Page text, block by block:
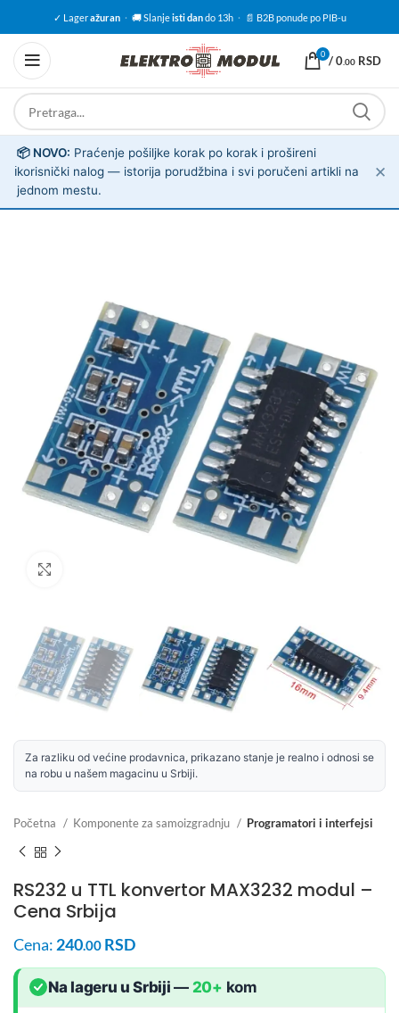
✓ Lageražuran · 🚚 Slanjeisti dando 13h · 📄 B2B ponude po PIB-u
0 /0.00 RSD
ℹ️
📦 NOVO: Praćenje pošiljke korak po korak i prošireni
korisnički nalog — istorija porudžbina i svi poručeni artikli na
jednom mestu.
✕
Za razliku od većine prodavnica, prikazano stanje je realno i odnosi se
na robu u našem magacinu u Srbiji.
Početna Komponente za samoizgradnju Programatori i interfejsi
RS232 u TTL konvertor MAX3232 modul –
Cena Srbija
Cena: 240.00 RSD
Na lageru u Srbiji — 20+ kom